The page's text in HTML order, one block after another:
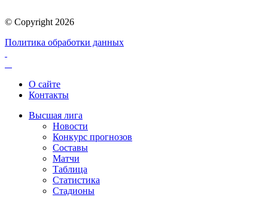
© Copyright 2026
Политика обработки данных
О сайте
Контакты
Высшая лига
Новости
Конкурс прогнозов
Составы
Матчи
Таблица
Статистика
Стадионы